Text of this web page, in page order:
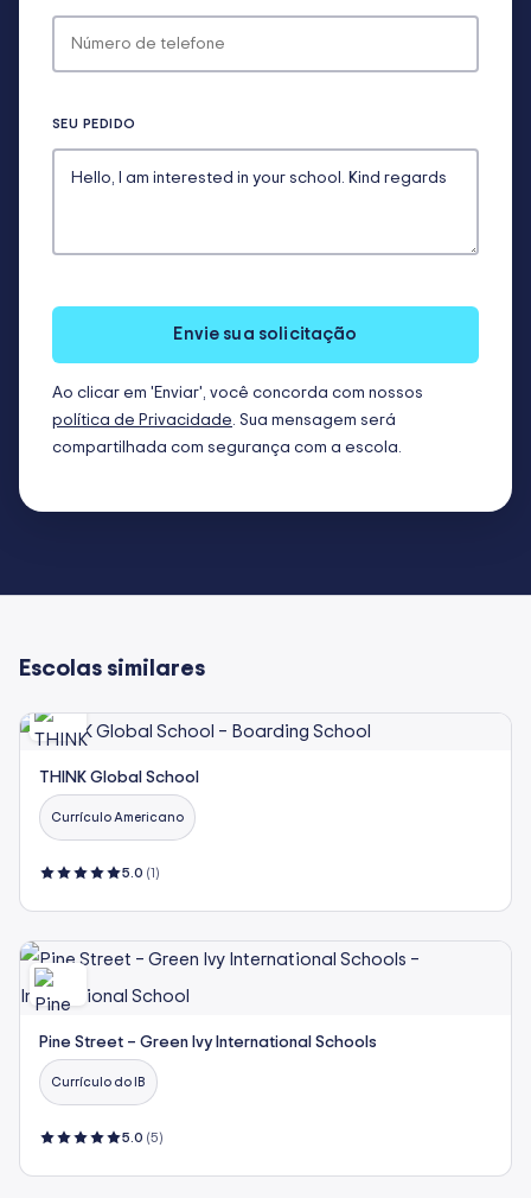
SEU PEDIDO
Envie sua solicitação
Ao clicar em 'Enviar', você concorda com nossos
política de Privacidade . Sua mensagem será
compartilhada com segurança com a escola.
Escolas similares
THINK Global School
Currículo Americano
5.0 (1)
Pine Street – Green Ivy International Schools
Currículo do IB
5.0 (5)